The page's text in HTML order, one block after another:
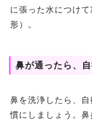
に張った水につけ
形）。
鼻が通ったら、
鼻を洗浄したら、
慣にしましょう。鼻